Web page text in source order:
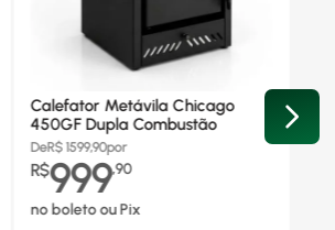
Calefator Metávila Chicago
450GF Dupla Combustão
DeR$ 1599,90por
R$999,90
no boleto ou Pix